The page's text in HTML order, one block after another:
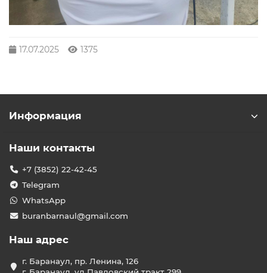
17.07.2025 1375
Информация
Наши контакты
+7 (3852) 22-42-45
Telegram
WhatsApp
buranbarnaul@gmail.com
Наш адрес
г. Баранаул, пр. Ленина, 126